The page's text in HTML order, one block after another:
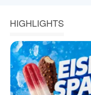
HIGHLIGHTS